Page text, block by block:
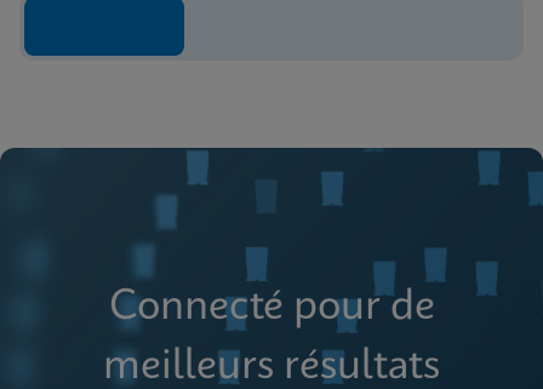
Connecté pour de
meilleurs résultats